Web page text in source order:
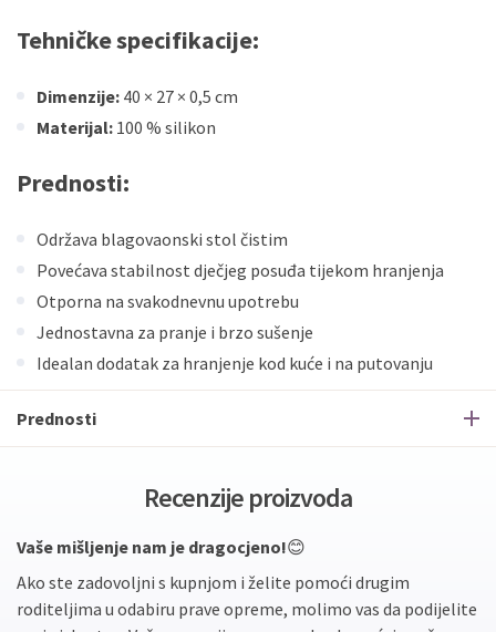
Tehničke specifikacije:
Dimenzije: 40 × 27 × 0,5 cm
Materijal: 100 % silikon
Prednosti:
Održava blagovaonski stol čistim
Povećava stabilnost dječjeg posuđa tijekom hranjenja
Otporna na svakodnevnu upotrebu
Jednostavna za pranje i brzo sušenje
Idealan dodatak za hranjenje kod kuće i na putovanju
Prednosti
Recenzije proizvoda
Vaše mišljenje nam je dragocjeno!😊
Ako ste zadovoljni s kupnjom i želite pomoći drugim
roditeljima u odabiru prave opreme, molimo vas da podijelite